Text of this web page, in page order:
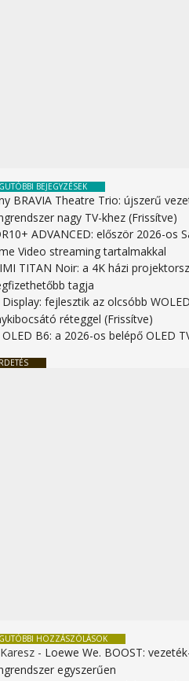
BEJEGYZÉSEK
BRAVIA Theatre Trio: újszerű
nagy TV-khez (Frissítve)
ADVANCED: először 2026-os
Video streaming tartalmakkal
TITAN Noir: a 4K házi
tagja
Display: fejlesztik az olcsóbb
réteggel (Frissítve)
OLED B6: a 2026-os belépő OLED
HOZZÁSZÓLÁSOK
- Loewe We. BOOST:
egyszerűen